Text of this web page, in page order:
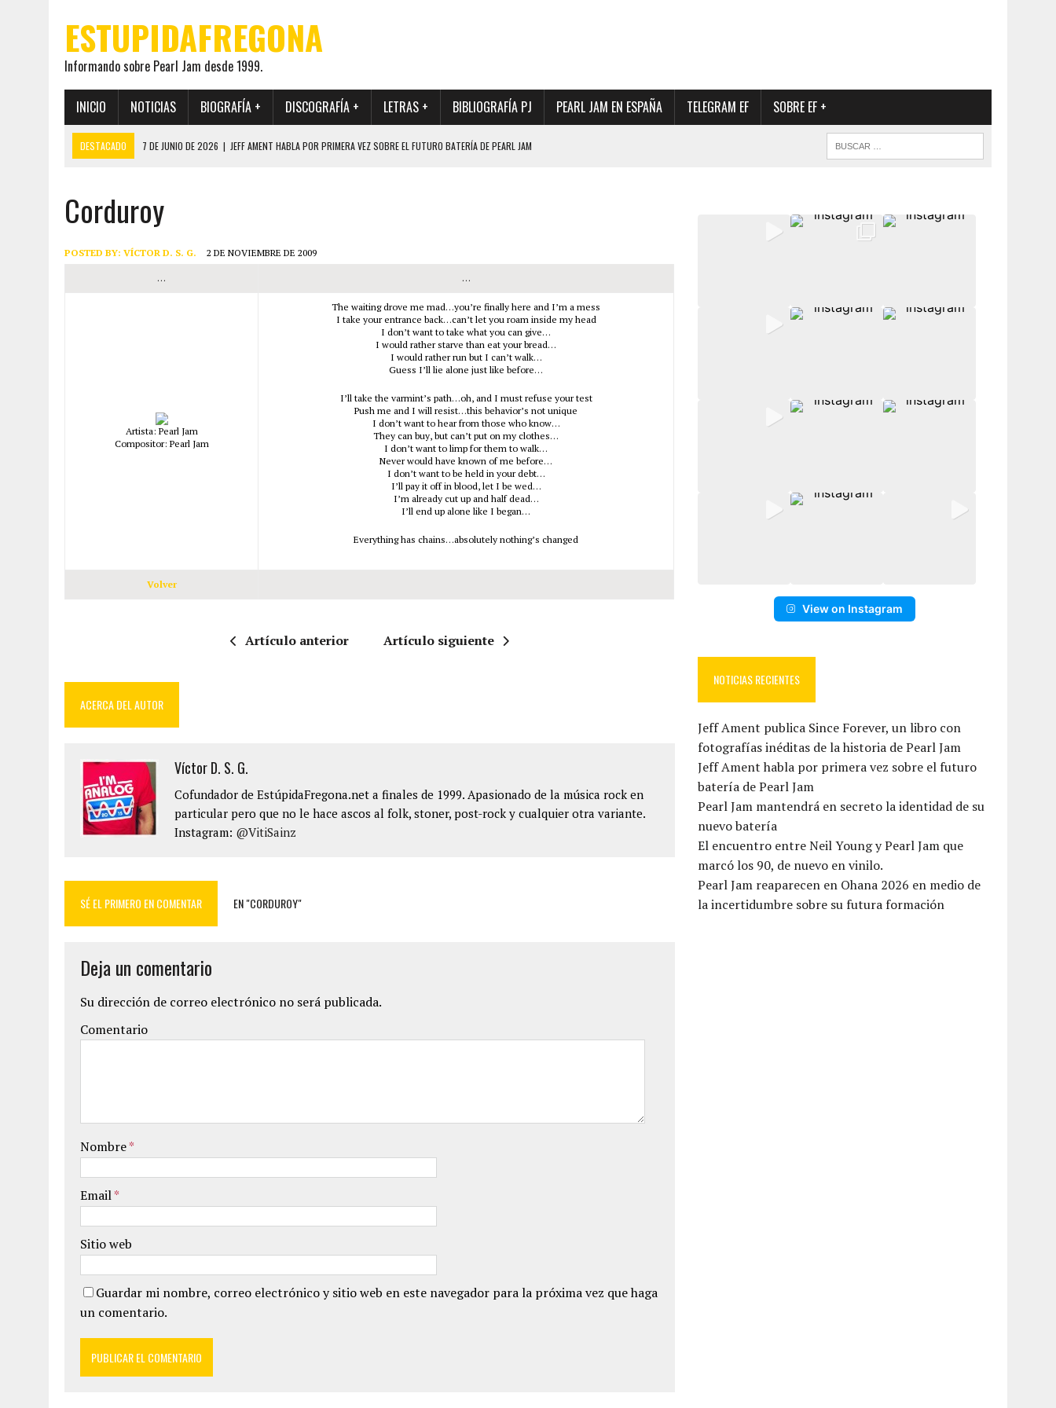
ESTUPIDAFREGONA
Informando sobre Pearl Jam desde 1999.
INICIO NOTICIAS BIOGRAFÍA + DISCOGRAFÍA + LETRAS + BIBLIOGRAFÍA PJ PEARL JAM EN ESPAÑA TELEGRAM EF SOBRE EF +
DESTACADO 7 DE JUNIO DE 2026 | JEFF AMENT HABLA POR PRIMERA VEZ SOBRE EL FUTURO BATERÍA DE PEARL JAM
19 DE MAYO DE 2026
12 DE MAYO DE 2026
28 DE JULIO DE 2026 | JEFF AMENT PUBLICA SINCE FOREVER, UN LIBRO CON FOTOGRAFÍAS INÉDITAS DE LA HISTORIA DE PEARL JAM
Corduroy
POSTED BY: VÍCTOR D. S. G. 2 DE NOVIEMBRE DE 2009
… …
Artista: Pearl Jam
Compositor: Pearl Jam
The waiting drove me mad…you’re finally here and I’m a mess
I take your entrance back…can’t let you roam inside my head
I don’t want to take what you can give…
I would rather starve than eat your bread…
I would rather run but I can’t walk…
Guess I’ll lie alone just like before…
I’ll take the varmint’s path…oh, and I must refuse your test
Push me and I will resist…this behavior’s not unique
I don’t want to hear from those who know…
They can buy, but can’t put on my clothes…
I don’t want to limp for them to walk…
Never would have known of me before…
I don’t want to be held in your debt…
I’ll pay it off in blood, let I be wed…
I’m already cut up and half dead…
I’ll end up alone like I began…
Everything has chains…absolutely nothing’s changed
Volver
Artículo anterior Artículo siguiente
ACERCA DEL AUTOR
Víctor D. S. G.
Cofundador de EstúpidaFregona.net a finales de 1999. Apasionado de la música rock en
particular pero que no le hace ascos al folk, stoner, post-rock y cualquier otra variante.
Instagram: @VitiSainz
SÉ EL PRIMERO EN COMENTAR EN "CORDUROY"
Deja un comentario
Su dirección de correo electrónico no será publicada.
Comentario
Nombre*
Email*
Sitio web
Guardar mi nombre, correo electrónico y sitio web en este navegador para la próxima vez que haga
un comentario.
View on Instagram
NOTICIAS RECIENTES
Jeff Ament publica Since Forever, un libro con
fotografías inéditas de la historia de Pearl Jam
Jeff Ament habla por primera vez sobre el futuro
batería de Pearl Jam
Pearl Jam mantendrá en secreto la identidad de su
nuevo batería
El encuentro entre Neil Young y Pearl Jam que
marcó los 90, de nuevo en vinilo.
Pearl Jam reaparecen en Ohana 2026 en medio de
la incertidumbre sobre su futura formación